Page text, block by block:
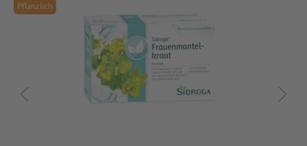
Pflanzlich